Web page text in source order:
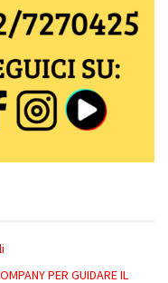
PER GUIDARE IL